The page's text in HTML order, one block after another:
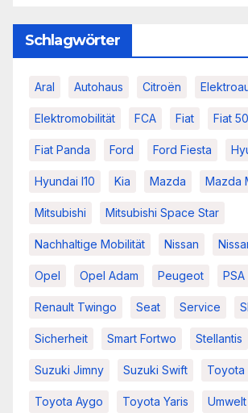
Schlagwörter
Aral Autohaus Citroën
Elektromobilität FCA Fiat Fiat
Fiat Panda Ford Ford Fiesta
Hyundai I10 Kia Mazda Mazda
Mitsubishi Mitsubishi Space Star
Nachhaltige Mobilität Nissan
Opel Opel Adam Peugeot PSA
Renault Twingo Seat Service
Sicherheit Smart Fortwo Stellantis
Suzuki Jimny Suzuki Swift Toyota
Toyota Aygo Toyota Yaris Umwelt